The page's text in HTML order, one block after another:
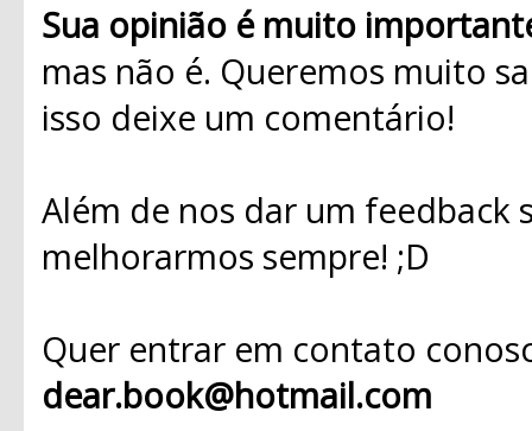
Sua opinião é muito
mas não é. Queremos muito
isso deixe um comentário!
Além de nos dar um
melhorarmos sempre! ;D
Quer entrar em contato
dear.book@hotmail.com